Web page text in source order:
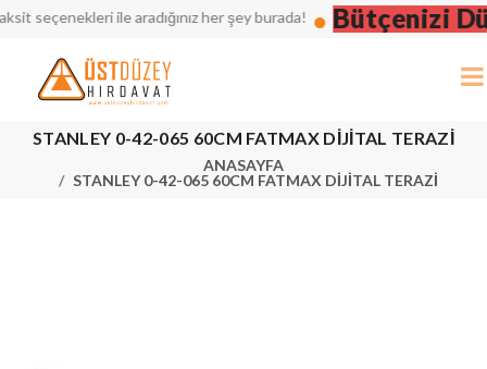
ile aradığınız her şey burada! Bütçenizi
STANLEY 0-42-065 60CM FATMAX DİJİTAL TERAZİ
ANASAYFA
STANLEY 0-42-065 60CM FATMAX DİJİTAL TERAZİ